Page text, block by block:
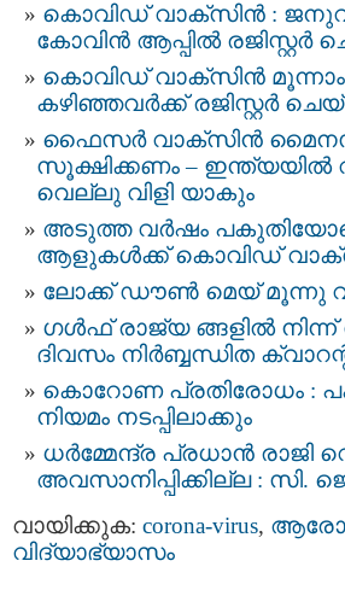
കൊവിഡ് വാക്‌സിന്‍ :
കോവിന്‍ ആപ്പില്‍ രജിസ്റ്റര്‍
കൊവിഡ് വാക്സിന്‍ മൂന്നാം
കഴിഞ്ഞവര്‍ക്ക് രജിസ്റ്റർ
ഫൈസർ വാക്സിൻ മൈനസ്
സൂക്ഷിക്കണം – ഇന്ത്യയില്‍
വെല്ലു വിളി യാകും
അടുത്ത വര്‍ഷം
ആളുകള്‍ക്ക് കൊവിഡ്
ലോക്ക് ഡൗണ്‍ മെയ് മൂന്നു
ഗള്‍ഫ് രാജ്യ ങ്ങളില്‍ നിന്ന്
ദിവസം നിര്‍ബ്ബന്ധിത
കൊറോണ പ്രതിരോധം :
നിയമം നടപ്പിലാക്കും
ധര്‍മ്മേന്ദ്ര പ്രധാൻ രാജി
അവസാനിപ്പിക്കില്ല : സി.
വായിക്കുക: corona-virus,
വിദ്യാഭ്യാസം